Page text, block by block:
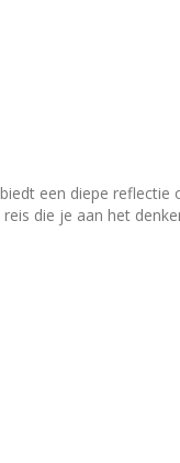
een diepe reflectie
die je aan het